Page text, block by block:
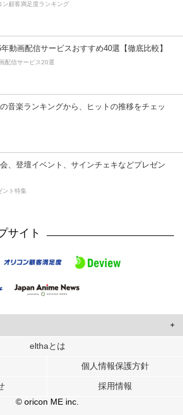
ン顧客満足度ランキング
動画配信サービスおすすめ40選【徹底比較】
配信サービス20選
音楽ランキングから、ヒットの推移をチェッ
、登壇イベント、サインチェキなどプレゼン
ント特集
サイト
使用して、ユーザーに合わせたコンテンツや広告の
タ解析の各パートナーに提供しています。
とユーザーが各パートナーに提供した他の情報や、
サービスを使用したときに収集した他の情報を組み
elthaとは
個人情報保護方針
採用情報
© oricon ME inc.